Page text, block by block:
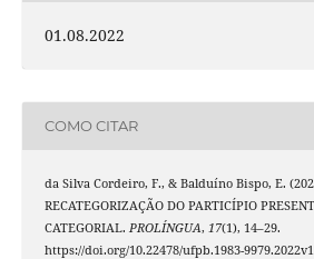
01.08.2022
COMO CITAR
da Silva Cordeiro, F., & Balduíno Bispo, E.
RECATEGORIZAÇÃO DO PARTICÍPIO
CATEGORIAL. PROLÍNGUA, 17(1), 14–29.
https://doi.org/10.22478/ufpb.1983-